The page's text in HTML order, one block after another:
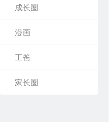
成长圈
漫画
工爸
家长圈